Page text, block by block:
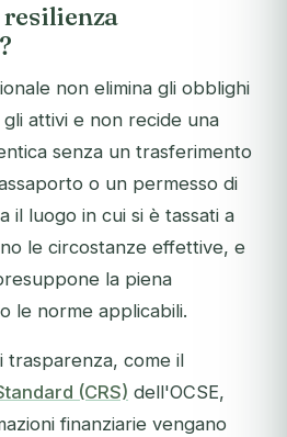
resilienza
non elimina gli obblighi
attivi e non recide una
senza un trasferimento
o un permesso di
il luogo in cui si è tassati a
le circostanze effettive, e
la piena
le norme applicabili.
trasparenza, come il
(CRS) dell'OCSE,
finanziarie vengano